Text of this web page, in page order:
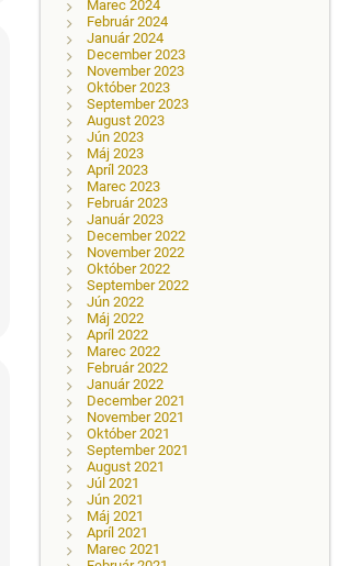
Marec 2024
Február 2024
Január 2024
December 2023
November 2023
Október 2023
September 2023
August 2023
Jún 2023
Máj 2023
Apríl 2023
Marec 2023
Február 2023
Január 2023
December 2022
November 2022
Október 2022
September 2022
Jún 2022
Máj 2022
Apríl 2022
Marec 2022
Február 2022
Január 2022
December 2021
November 2021
Október 2021
September 2021
August 2021
Júl 2021
Jún 2021
Máj 2021
Apríl 2021
Marec 2021